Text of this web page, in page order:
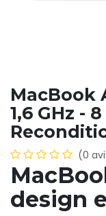
MacBook
1,6 GHz -
(0
design